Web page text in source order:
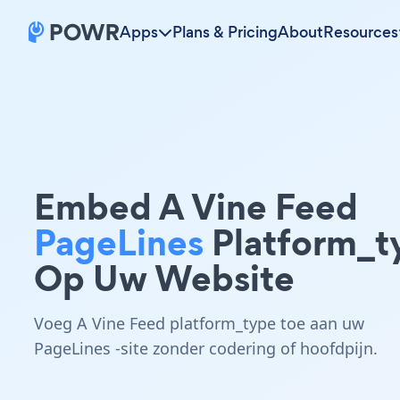
Apps Plans & PricingAboutResources
Embed A Vine Feed
PageLines
Op Uw Website
Voeg A Vine Feed platform_type toe aan uw
PageLines -site zonder codering of hoofdpijn.